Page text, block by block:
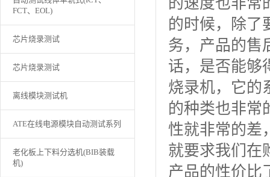
FCT、EOL)
芯片烧录测试
芯片烧录测试
离线模块测试机
ATE在线电源模块自动测试系列
老化板上下料分选机(BIB装载
机)
的时候，除了
务，产品的售
话，是否能够
烧录机，它的
的种类也非常
性就非常的差
就要求我们在
产品的性价比